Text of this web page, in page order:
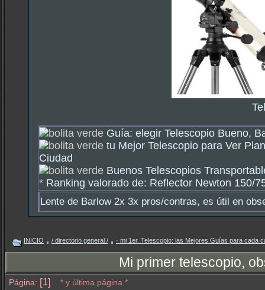
Guía: elegir Telescopio Bueno,
tu Mejor Telescopio para Ver
Ciudad
Buenos Telescopios
* Ranking valorado de: Reflector Newton 150/
Lente de Barlow 2x 3x pros/contras, es útil en
INICIO / directorio general / · mi 1er. Telescopio: las Mejores Guías para cada
Mi primer telescopio,
Página: [1] * y última página *